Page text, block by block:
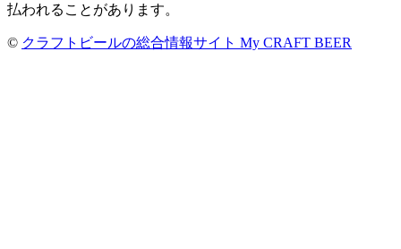
払われることがあります。
© クラフトビールの総合情報サイト My CRAFT BEER